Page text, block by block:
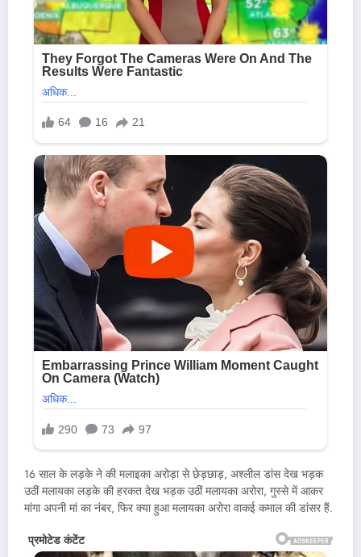
16 साल के लड़के ने की मलाइका अरोड़ा से छेड़छाड़, अश्लील डांस देख भड़क
उठीं मलायका लड़के की हरकत देख भड़क उठीं मलायका अरोरा, गुस्से में आकर
मांगा अपनी मां का नंबर, फिर क्या हुआ मलायका अरोरा वाकई कमाल की डांसर हैं.